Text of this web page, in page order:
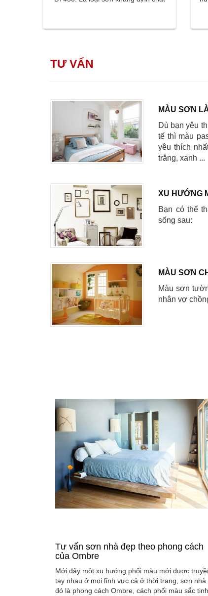
TƯ VẤN
MÀU SƠN
Dù bạn yêu
tế thì màu
yêu thích
trắng, xanh ...
XU HƯỚNG
Bạn có thể
sống sau:
MÀU SƠN
Màu sơn
nhân vợ
Tư vấn sơn nhà đẹp theo phong cách
của Ombre
Mới đây một xu hướng phối màu mới được
tay nhau ở mọi lĩnh vực cả ở thời trang, sơn nhà
đó là phong cách Ombre, cách phối màu sắc